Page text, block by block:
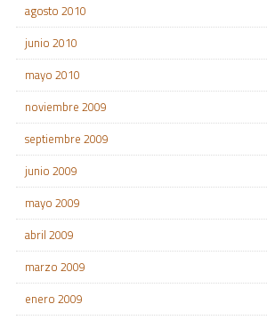
agosto 2010
junio 2010
mayo 2010
noviembre 2009
septiembre 2009
junio 2009
mayo 2009
abril 2009
marzo 2009
enero 2009